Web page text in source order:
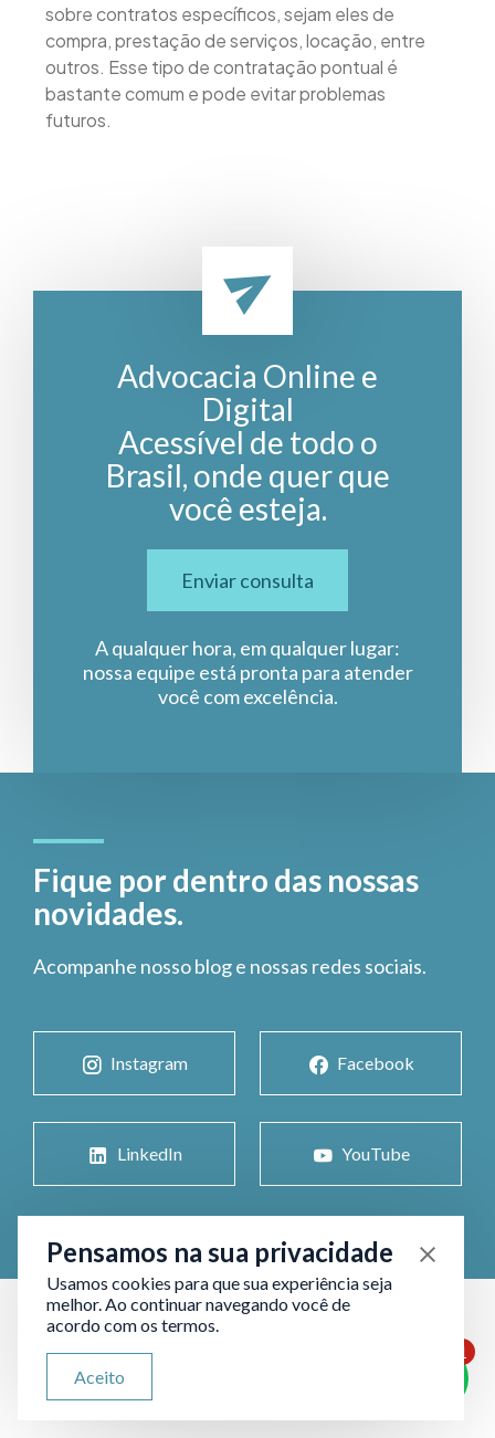
sobre contratos específicos, sejam eles de
compra, prestação de serviços, locação, entre
outros. Esse tipo de contratação pontual é
bastante comum e pode evitar problemas
futuros.
Advocacia Online e
Digital
Acessível de todo o
Brasil, onde quer que
você esteja.
Enviar consulta
A qualquer hora, em qualquer lugar:
nossa equipe está pronta para atender
você com excelência.
Fique por dentro das nossas
novidades.
Acompanhe nosso blog e nossas redes sociais.
Instagram Facebook
LinkedIn YouTube
1
Pensamos na sua privacidade
Usamos cookies para que sua experiência seja
melhor. Ao continuar navegando você de
acordo com os termos.
Aceito